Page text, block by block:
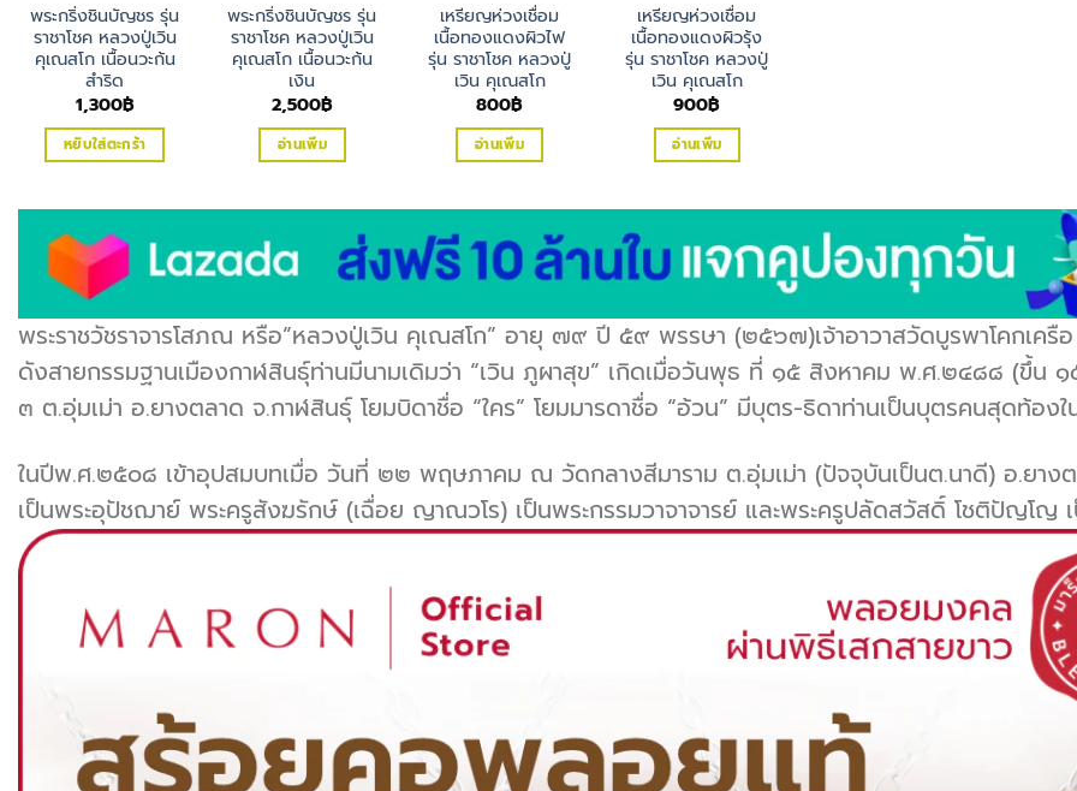
พระกริ่งชินบัญชร รุ่น
ราชาโชค หลวงปู่เวิน
คุเณสโก เนื้อนวะก้น
สำริด
1,300฿
หยิบใส่ตะกร้า
พระกริ่งชินบัญชร รุ่น
ราชาโชค หลวงปู่เวิน
คุเณสโก เนื้อนวะก้น
เงิน
2,500฿
อ่านเพิ่ม
เหรียญห่วงเชื่อม
เนื้อทองแดงผิวไฟ
รุ่น ราชาโชค หลวงปู่
เวิน คุเณสโก
800฿
อ่านเพิ่ม
เหรียญห่วงเชื่อม
เนื้อทองแดงผิวรุ้ง
รุ่น ราชาโชค หลวงปู่
เวิน คุเณสโก
900฿
อ่านเพิ่ม
พระราชวัชราจารโสภณ หรือ”หลวงปู่เวิน คุเณสโก” อายุ ๗๙ ปี ๕๙ พรรษา (๒๕๖๗)เจ้าอาวาสวัดบูรพาโคกเครื
ดังสายกรรมฐานเมืองกาฬสินธุ์ท่านมีนามเดิมว่า “เวิน ภูผาสุข” เกิดเมื่อวันพุธ ที่ ๑๕ สิงหาคม พ.ศ.๒๔๘๘ (ขึ้น
๓ ต.อุ่มเม่า อ.ยางตลาด จ.กาฬสินธุ์ โยมบิดาชื่อ “ใคร” โยมมารดาชื่อ “อ้วน” มีบุตร-ธิดาท่านเป็นบุตรคนสุดท้อ
ในปีพ.ศ.๒๕๐๘ เข้าอุปสมบทเมื่อ วันที่ ๒๒ พฤษภาคม ณ วัดกลางสีมาราม ต.อุ่มเม่า (ปัจจุบันเป็นต.นาดี) อ.ยาง
เป็นพระอุปัชฌาย์ พระครูสังฆรักษ์ (เฉื่อย ญาณวโร) เป็นพระกรรมวาจาจารย์ และพระครูปลัดสวัสดิ์ โชติปัญโญ